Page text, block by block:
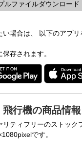
ルファイルダウンロード
い場合は、 以下のアプ
存されます。
行機の商品情報
ティフリーのストック
です。